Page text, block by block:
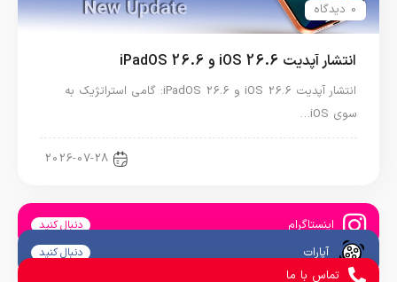
0 دیدگاه
انتشار آپدیت iOS 26.6 و iPadOS 26.6
انتشار آپدیت iOS 26.6 و iPadOS 26.6: گامی استراتژیک به
سوی iOS…
2026-07-28
اینستاگرام دنبال کنید
آپارات دنبال کنید
تماس با ما